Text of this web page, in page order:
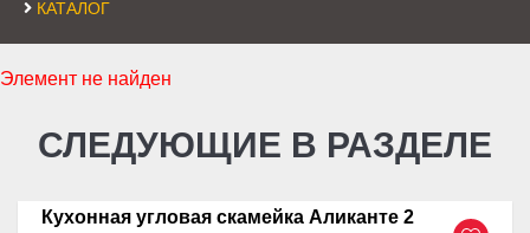
КАТАЛОГ
Элемент не найден
СЛЕДУЮЩИЕ В РАЗДЕЛЕ
Кухонная угловая скамейка Аликанте 2